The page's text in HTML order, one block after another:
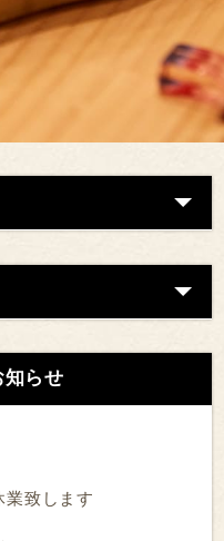
知らせ
致します